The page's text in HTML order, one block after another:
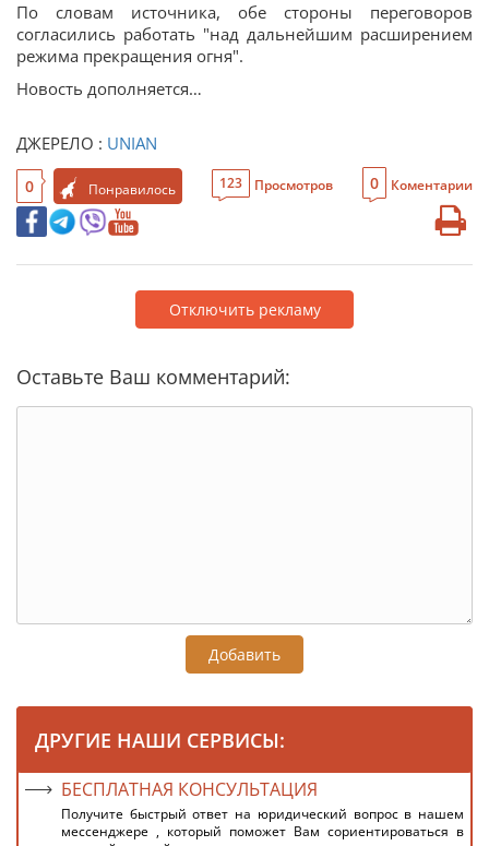
По словам источника, обе стороны переговоров
согласились работать "над дальнейшим расширением
режима прекращения огня".
Новость дополняется…
ДЖЕРЕЛО : UNIAN
0 Понравилось 123 Просмотров 0 Коментарии
Отключить рекламу
Оставьте Ваш комментарий:
Добавить
ДРУГИЕ НАШИ СЕРВИСЫ:
БЕСПЛАТНАЯ КОНСУЛЬТАЦИЯ
Получите быстрый ответ на юридический вопрос в нашем
мессенджере , который поможет Вам сориентироваться в